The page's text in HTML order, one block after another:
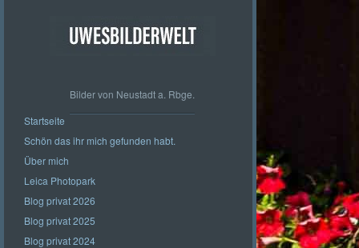
Bilder von Neustadt a. Rbge.
Startseite
Schön das ihr mich gefunden habt.
Über mich
Leica Photopark
Blog privat 2026
Blog privat 2025
Blog privat 2024